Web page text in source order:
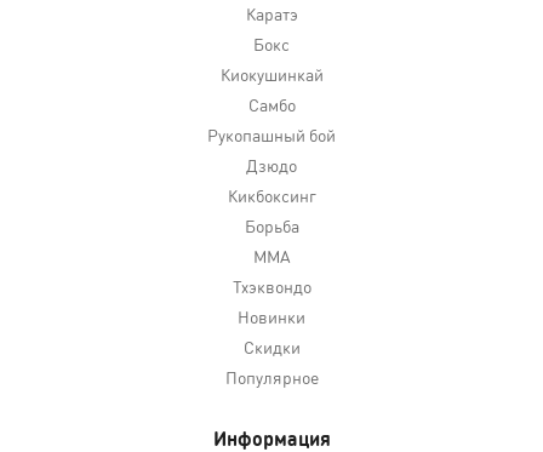
Каратэ
Бокс
Киокушинкай
Самбо
Рукопашный бой
Дзюдо
Кикбоксинг
Борьба
MMA
Тхэквондо
Новинки
Скидки
Популярное
Информация